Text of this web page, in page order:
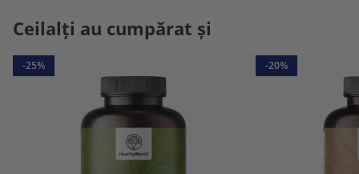
Ceilalți au cumpărat și
-25% -20%